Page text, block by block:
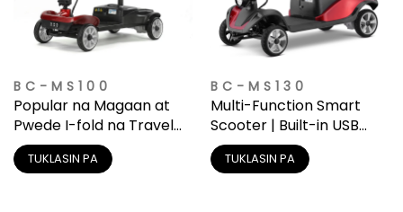
BC-MS100
Popular na Magaan at
Pwede I-fold na Travel
Mobility Scooter
TUKLASIN PA
BC-MS130
Multi-Function Smart
Scooter | Built-in USB
Port, LED Lights at
Storage Basket
TUKLASIN PA